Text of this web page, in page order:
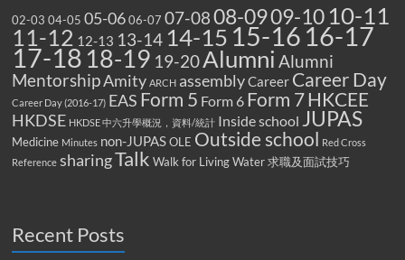
02-03 04-05 05-06 06-07 07-0808-0909-10 10-11
11-12 12-13 13-14 14-15 15-16 16-17
17-18 18-19 19-20Alumni Alumni
MentorshipAmity ARCH assemblyCareer Career Day
Career Day (2016-17) EAS Form 5 Form 6 Form 7HKCEE
HKDSE HKDSE 中六升學概況，資料/統計 Inside school JUPAS
Medicine Minutes non-JUPAS OLE Outside school Red Cross
Reference sharingTalk Walk for Living Water 求職及面試技巧
Recent Posts